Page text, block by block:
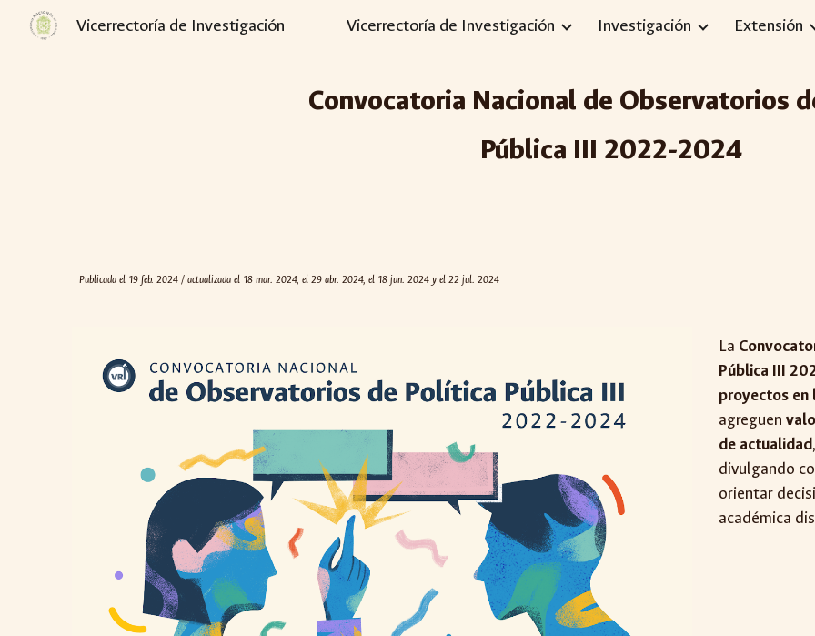
Skip to main content Skip to
Vicerrectoría de Investigación Vicerrectoría de Investigación Investigación Extensión
Convocatoria Nacional de Observatorios
Pública III 2022-2024
Publicada el 19 feb. 2024 / actualizada el 18 mar. 2024, el 29 abr. 2024, el 18 jun. 2024 y el 22 jul. 2024
La
Pública III
proyectos en
agreguen
de actualidad
divulgando
orientar
académica